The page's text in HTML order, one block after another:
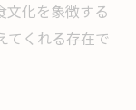
文化を象徴する
てくれる存在で